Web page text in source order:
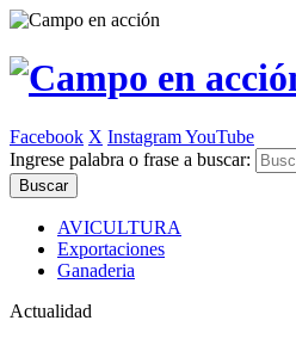
Facebook X InstagramYouTube
Ingrese palabra o frase a buscar:
AVICULTURA
Exportaciones
Ganaderia
Actualidad